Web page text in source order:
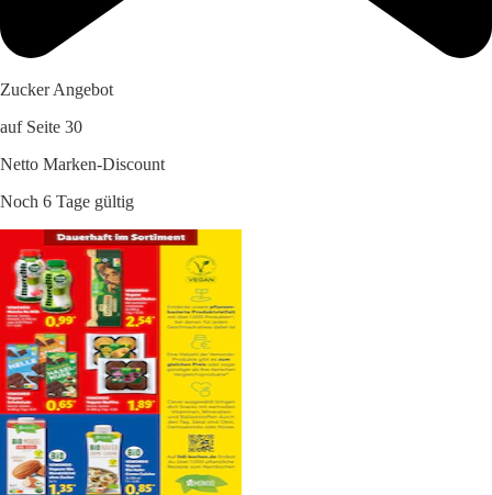
Zucker Angebot
auf Seite 30
Netto Marken-Discount
Noch 6 Tage gültig